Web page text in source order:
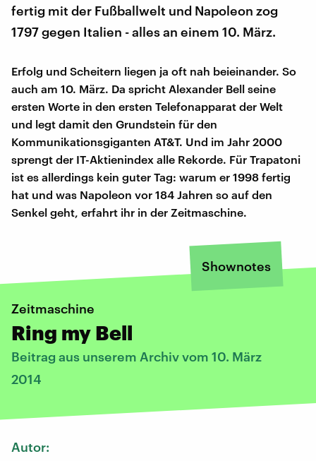
fertig mit der Fußballwelt und Napoleon zog
1797 gegen Italien - alles an einem 10. März.
Erfolg und Scheitern liegen ja oft nah beieinander. So
auch am 10. März. Da spricht Alexander Bell seine
ersten Worte in den ersten Telefonapparat der Welt
und legt damit den Grundstein für den
Kommunikationsgiganten AT&T. Und im Jahr 2000
sprengt der IT-Aktienindex alle Rekorde. Für Trapatoni
ist es allerdings kein guter Tag: warum er 1998 fertig
hat und was Napoleon vor 184 Jahren so auf den
Senkel geht, erfahrt ihr in der Zeitmaschine.
Shownotes
Zeitmaschine
Ring my Bell
Beitrag aus unserem Archiv vom 10. März
2014
Autor: